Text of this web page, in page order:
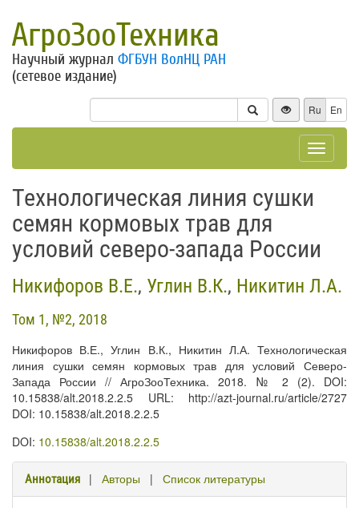
АгроЗооТехника
Научный журнал ФГБУН ВолНЦ РАН
(сетевое издание)
Ru En
Toggle
Технологическая линия сушки
семян кормовых трав для
условий северо-запада России
Никифоров В.Е., Углин В.К., Никитин Л.А.
Том 1, №2, 2018
Никифоров В.Е., Углин В.К., Никитин Л.А. Технологическая
линия сушки семян кормовых трав для условий Северо-
Запада России // АгроЗооТехника. 2018. № 2 (2). DOI:
10.15838/alt.2018.2.2.5 URL: http://azt-journal.ru/article/2727
DOI: 10.15838/alt.2018.2.2.5
DOI: 10.15838/alt.2018.2.2.5
Аннотация | Авторы | Список литературы